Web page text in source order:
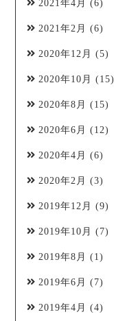
2021年4月 (6)
2021年2月 (6)
2020年12月 (5)
2020年10月 (15)
2020年8月 (15)
2020年6月 (12)
2020年4月 (6)
2020年2月 (3)
2019年12月 (9)
2019年10月 (7)
2019年8月 (1)
2019年6月 (7)
2019年4月 (4)